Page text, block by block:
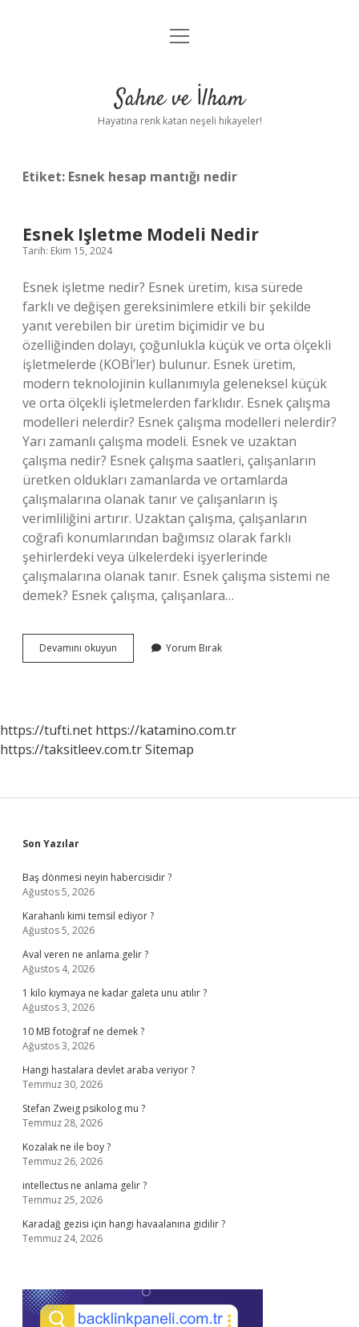
Anasayfa
Yasal Uyarı
menüyü
Sahne ve İlham
Hayatına renk katan neşeli hikayeler!
Etiket: Esnek hesap mantığı nedir
Esnek Işletme Modeli Nedir
Tarih: Ekim 15, 2024
Esnek işletme nedir? Esnek üretim, kısa sürede
farklı ve değişen gereksinimlere etkili bir şekilde
yanıt verebilen bir üretim biçimidir ve bu
özelliğinden dolayı, çoğunlukla küçük ve orta ölçekli
işletmelerde (KOBİ’ler) bulunur. Esnek üretim,
modern teknolojinin kullanımıyla geleneksel küçük
ve orta ölçekli işletmelerden farklıdır. Esnek çalışma
modelleri nelerdir? Esnek çalışma modelleri nelerdir?
Yarı zamanlı çalışma modeli. Esnek ve uzaktan
çalışma nedir? Esnek çalışma saatleri, çalışanların
üretken oldukları zamanlarda ve ortamlarda
çalışmalarına olanak tanır ve çalışanların iş
verimliliğini artırır. Uzaktan çalışma, çalışanların
coğrafi konumlarından bağımsız olarak farklı
şehirlerdeki veya ülkelerdeki işyerlerinde
çalışmalarına olanak tanır. Esnek çalışma sistemi ne
demek? Esnek çalışma, çalışanlara…
Devamını okuyun
Işletme
Yorum Bırak
https://tufti.net https://katamino.com.tr
https://taksitleev.com.trSitemap
Sidebar
Son Yazılar
Baş dönmesi neyin habercisidir ?
Ağustos 5, 2026
Karahanlı kimi temsil ediyor ?
Ağustos 5, 2026
Aval veren ne anlama gelir ?
Ağustos 4, 2026
1 kilo kıymaya ne kadar galeta unu atılır ?
Ağustos 3, 2026
10 MB fotoğraf ne demek ?
Ağustos 3, 2026
Hangi hastalara devlet araba veriyor ?
Temmuz 30, 2026
Stefan Zweig psikolog mu ?
Temmuz 28, 2026
Kozalak ne ile boy ?
Temmuz 26, 2026
intellectus ne anlama gelir ?
Temmuz 25, 2026
Karadağ gezisi için hangi havaalanına gidilir ?
Temmuz 24, 2026